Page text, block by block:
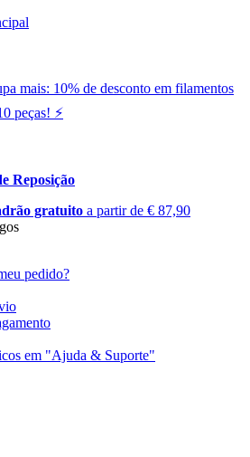
mais: 10% de desconto em filamentos
peças! ⚡️
Reposição
gratuito a partir de € 87,90
pedido?
em "Ajuda & Suporte"